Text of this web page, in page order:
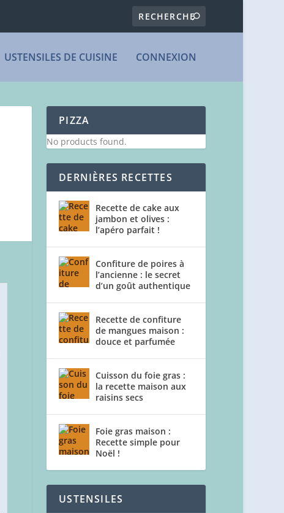
USTENSILES DE CUISINE CONNEXION
PIZZA
No products found.
DERNIÈRES RECETTES
Recette de cake aux
jambon et olives :
l’apéro parfait !
Confiture de poires à
l’ancienne : le secret
d’un goût authentique
Recette de confiture
de mangues maison :
douce et parfumée
Cuisson du foie gras :
la recette maison aux
raisins secs
Foie gras maison :
Recette simple pour
Noël !
USTENSILES